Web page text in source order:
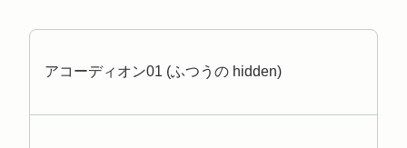
アコーディオン01 (ふつうの hidden)